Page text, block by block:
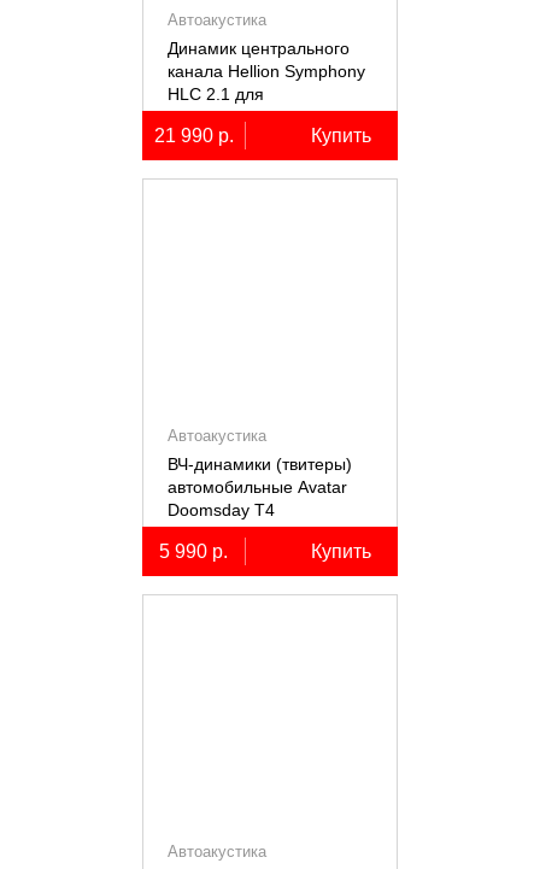
Автоакустика
Динамик центрального
канала Hellion Symphony
HLC 2.1 для
автомобилей Lixiang Li-
7/8/9
21 990 р. Купить
Автоакустика
ВЧ-динамики (твитеры)
автомобильные Avatar
Doomsday Т4
5 990 р. Купить
Автоакустика